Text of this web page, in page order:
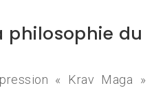
philosophie du
« Krav Maga »